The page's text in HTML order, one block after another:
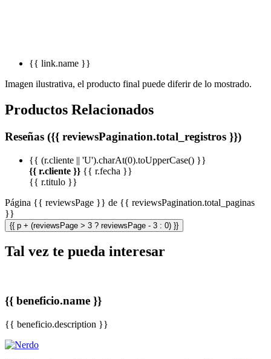
{{ link.name }}
Imagen ilustrativa, el producto final puede diferir de lo mostrado.
Productos Relacionados
Reseñas ({{ reviewsPagination.total_registros }})
{{ (r.cliente || 'U').charAt(0).toUpperCase() }}
{{ r.cliente }} {{ r.fecha }}
{{ r.titulo }}
Página {{ reviewsPage }} de {{ reviewsPagination.total_paginas
}}
{{ p + (reviewsPage > 3 ? reviewsPage - 3 : 0) }}
Tal vez te pueda interesar
{{ beneficio.name }}
{{ beneficio.description }}